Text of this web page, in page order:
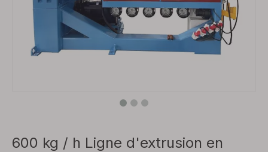
600 kg / h Ligne d'extrusion en